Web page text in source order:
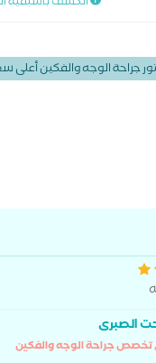
جراحة الوجه والفكين أعلى
الصبرى
تخصص جراحة الوجه والفكين